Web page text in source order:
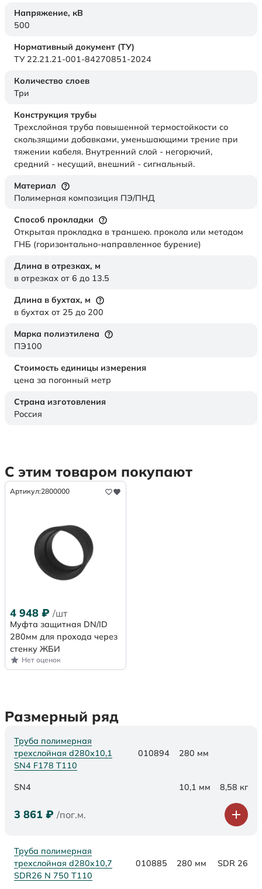
Напряжение, кВ
500
Нормативный документ (ТУ)
ТУ 22.21.21-001-84270851-2024
Количество слоев
Три
Конструкция трубы
Трехслойная труба повышенной термостойкости со
скользящими добавками, уменьшающими трение при
тяжении кабеля. Внутренний слой - негорючий,
средний - несущий, внешний - сигнальный.
Материал
Полимерная композиция ПЭ/ПНД
Способ прокладки
Открытая прокладка в траншею. прокола или методом
ГНБ (горизонтально-направленное бурение)
Длина в отрезках, м
в отрезках от 6 до 13.5
Длина в бухтах, м
в бухтах от 25 до 200
Марка полиэтилена
ПЭ100
Стоимость единицы измерения
цена за погонный метр
Страна изготовления
Россия
С этим товаром покупают
Артикул:2800000
4 948 ₽ /шт
Муфта защитная DN/ID
280мм для прохода через
стенку ЖБИ
Нет оценок
Размерный ряд
Труба полимерная
трехслойная d280х10,1
SN4 F178 Т110
010894 280 мм
SN4 10,1 мм 8,58 кг
3 861 ₽ /пог.м.
Труба полимерная
трехслойная d280x10,7
SDR26 N 750 Т110
010885 280 мм SDR 26